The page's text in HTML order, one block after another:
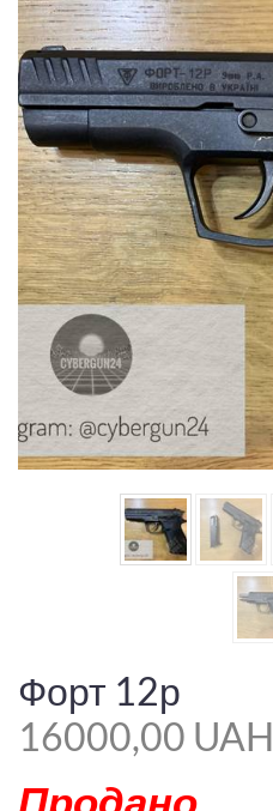
Форт 12р
16000,00 UAH
Продано